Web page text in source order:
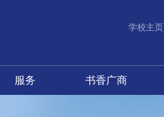
学校主页
服务 书香广商